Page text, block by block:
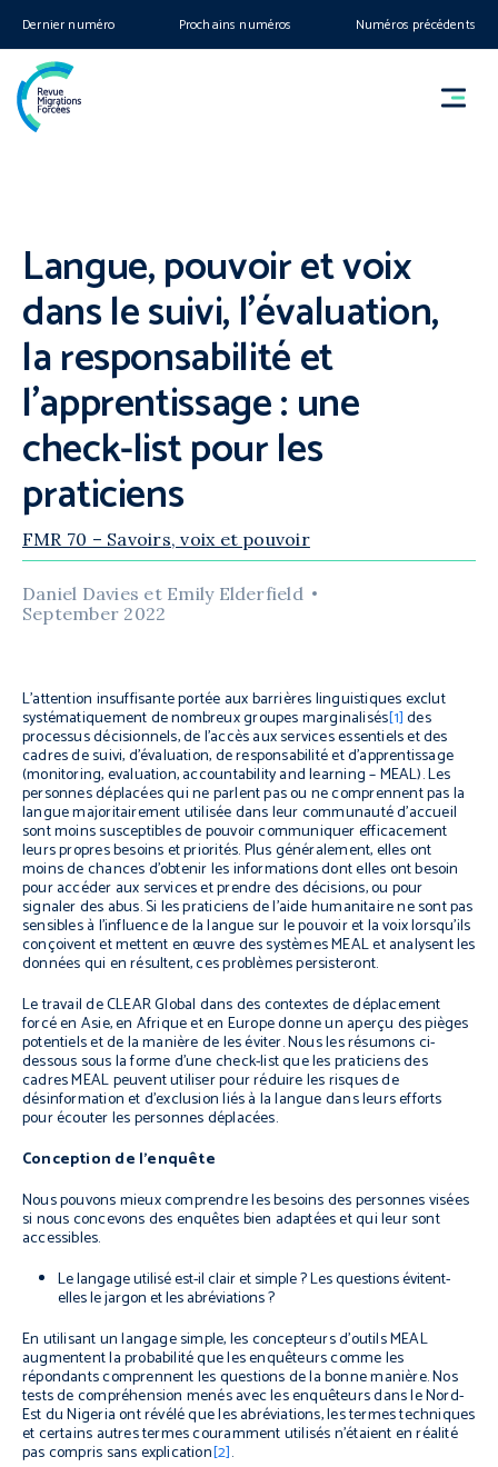
Dernier numéro Prochains numéros Numéros précédents
Langue, pouvoir et voix
dans le suivi, l’évaluation,
la responsabilité et
l’apprentissage : une
check-list pour les
praticiens
FMR 70 – Savoirs, voix et pouvoir
Daniel Davies et Emily Elderfield
September 2022
L’attention insuffisante portée aux barrières linguistiques exclut
systématiquement de nombreux groupes marginalisés[1]des
processus décisionnels, de l’accès aux services essentiels et des
cadres de suivi, d’évaluation, de responsabilité et d’apprentissage
(monitoring, evaluation, accountability and learning– MEAL). Les
personnes déplacées qui ne parlent pas ou ne comprennent pas la
langue majoritairement utilisée dans leur communauté d’accueil
sont moins susceptibles de pouvoir communiquer efficacement
leurs propres besoins et priorités. Plus généralement, elles ont
moins de chances d’obtenir les informations dont elles ont besoin
pour accéder aux services et prendre des décisions, ou pour
signaler des abus. Si les praticiens de l’aide humanitaire ne sont pas
sensibles à l’influence de la langue sur le pouvoir et la voix lorsqu’ils
conçoivent et mettent en œuvre des systèmes MEAL et analysent les
données qui en résultent, ces problèmes persisteront.
Le travail de CLEAR Global dans des contextes de déplacement
forcé en Asie, en Afrique et en Europe donne un aperçu des pièges
potentiels et de la manière de les éviter. Nous les résumons ci-
dessous sous la forme d’une check-list que les praticiens des
cadres MEAL peuvent utiliser pour réduire les risques de
désinformation et d’exclusion liés à la langue dans leurs efforts
pour écouter les personnes déplacées.
Conception de l’enquête
Nous pouvons mieux comprendre les besoins des personnes visées
si nous concevons des enquêtes bien adaptées et qui leur sont
accessibles.
Le langage utilisé est-il clair et simple ? Les questions évitent-
elles le jargon et les abréviations ?
En utilisant un langage simple, les concepteurs d’outils MEAL
augmentent la probabilité que les enquêteurs comme les
répondants comprennent les questions de la bonne manière. Nos
tests de compréhension menés avec les enquêteurs dans le Nord-
Est du Nigeria ont révélé que les abréviations, les termes techniques
et certains autres termes couramment utilisés n’étaient en réalité
pas compris sans explication[2].